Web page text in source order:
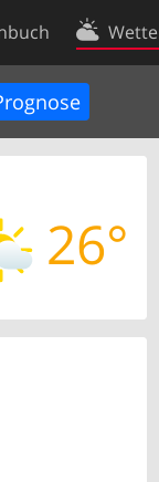
26°
Kontakt